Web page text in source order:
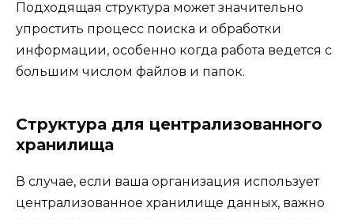
Подходящая структура может значительно
упростить процесс поиска и обработки
информации, особенно когда работа ведется с
большим числом файлов и папок.
Структура для централизованного
хранилища
В случае, если ваша организация использует
централизованное хранилище данных, важно